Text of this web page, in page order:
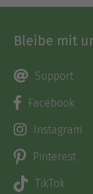
Bleibe mit
Support
Facebook
Instagram
Pinterest
TikTok